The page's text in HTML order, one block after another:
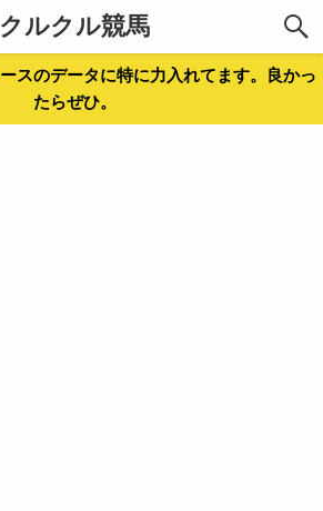
クルクル競馬
スのデータに特に力入れてます。良かっ
たらぜひ。